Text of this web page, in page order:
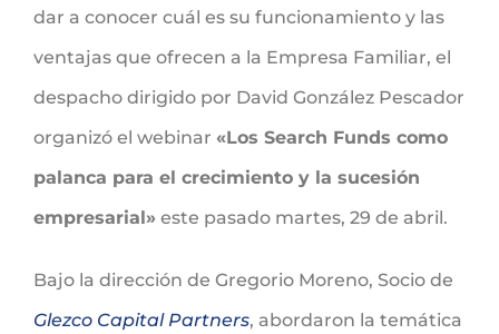
dar a conocer cuál es su funcionamiento y las
ventajas que ofrecen a la Empresa Familiar, el
despacho dirigido por David González Pescador
organizó el webinar «Los Search Funds como
palanca para el crecimiento y la sucesión
empresarial» este pasado martes, 29 de abril.
Bajo la dirección de Gregorio Moreno, Socio de
Glezco Capital Partners, abordaron la temática